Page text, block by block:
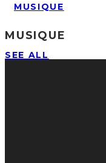
MUSIQUE
MUSIQUE
SEE ALL